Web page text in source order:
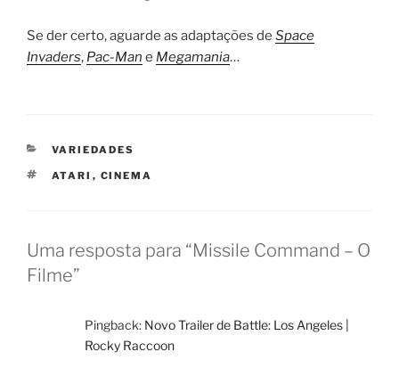
Se der certo, aguarde as adaptações de Space
Invaders, Pac-Man e Megamania…
CATEGORIAS
VARIEDADES
TAGS
ATARI , CINEMA
Uma resposta para “Missile Command – O
Filme”
Pingback: Novo Trailer de Battle: Los Angeles |
Rocky Raccoon